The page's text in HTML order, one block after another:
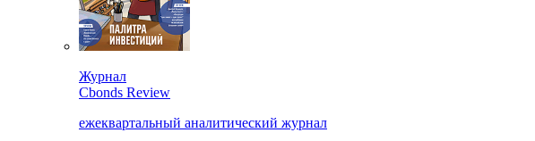
Журнал
Cbonds Review
ежеквартальный аналитический журнал